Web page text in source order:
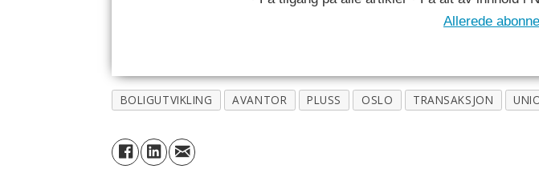
Allerede
BOLIGUTVIKLING AVANTOR PLUSS OSLO TRANSAKSJON